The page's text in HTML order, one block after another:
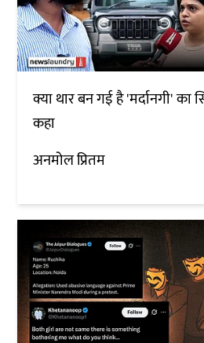
क्या थार बन गई है 'मर्दानगी' का
कहा
अनमोल प्रितम